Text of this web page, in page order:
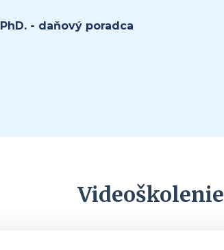
- daňový poradca
Videoškolenie